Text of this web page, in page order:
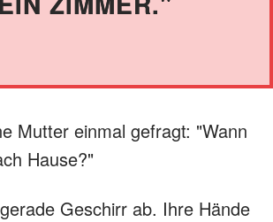
Mutter einmal gefragt: "Wann
Hause?"
Geschirr ab. Ihre Hände